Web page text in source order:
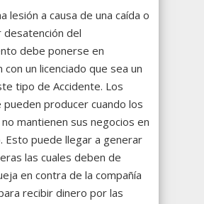
lesión a causa de una caída o
del
debe ponerse en
con un licenciado que sea un
tipo de Accidente. Los
pueden producer cuando los
mantienen sus negocios en
Esto puede llegar a generar
las cuales deben de
en contra de la compañía
recibir dinero por las